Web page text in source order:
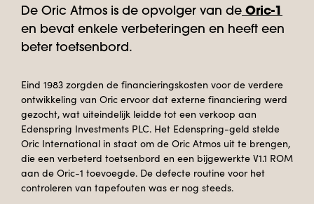
De Oric Atmos is de opvolger van de Oric-1
en bevat enkele verbeteringen en heeft een
beter toetsenbord.
Eind 1983 zorgden de financieringskosten voor de verdere
ontwikkeling van Oric ervoor dat externe financiering werd
gezocht, wat uiteindelijk leidde tot een verkoop aan
Edenspring Investments PLC. Het Edenspring-geld stelde
Oric International in staat om de Oric Atmos uit te brengen,
die een verbeterd toetsenbord en een bijgewerkte V1.1 ROM
aan de Oric-1 toevoegde. De defecte routine voor het
controleren van tapefouten was er nog steeds.